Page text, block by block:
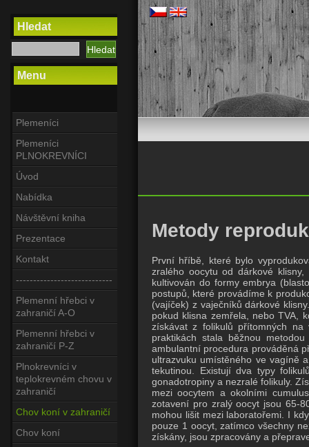
Hledat
Menu
Plemeníci
Plemeníci
PLNOKREVNÍCI
Úvod
Nabídka
Návštěvní kniha
Prezentace
Kontakt
----------------------------
Plemenní hřebci v
zahraničí A-O
Plemenní hřebci v
zahraničí P-Z
Plnokrevníci v
teplokrevném chovu v
zahraničí
Chov koní v zahraničí
Chov koní
Metody
První hříbě, které bylo
zralého oocytu od dárkové
kultivován do formy embrya
postupů, které provádíme k
(vajíček) z vaječníků dárkové
pokud klisna zemřela, nebo TVA,
získávat z folikulů přítomných
praktikách stala běžnou
ambulantní procedura prováděná
ultrazvuku umístěného ve vagíně
tekutinou. Existují dva typy
gonadotropiny a nezralé folikuly.
mezi oocytem a okolními
zotavení pro zralý oocyt jsou 65-
mohou lišit mezi laboratořemi. I
pouze 1 oocyt, zatímco všechny
získány, jsou zpracovány a